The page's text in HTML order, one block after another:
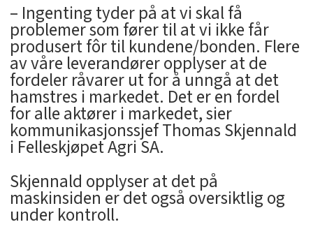
– Ingenting tyder på at vi skal få
problemer som fører til at vi ikke får
produsert fôr til kundene/bonden. Flere
av våre leverandører opplyser at de
fordeler råvarer ut for å unngå at det
hamstres i markedet. Det er en fordel
for alle aktører i markedet, sier
kommunikasjonssjef Thomas Skjennald
i Felleskjøpet Agri SA.
Skjennald opplyser at det på
maskinsiden er det også oversiktlig og
under kontroll.